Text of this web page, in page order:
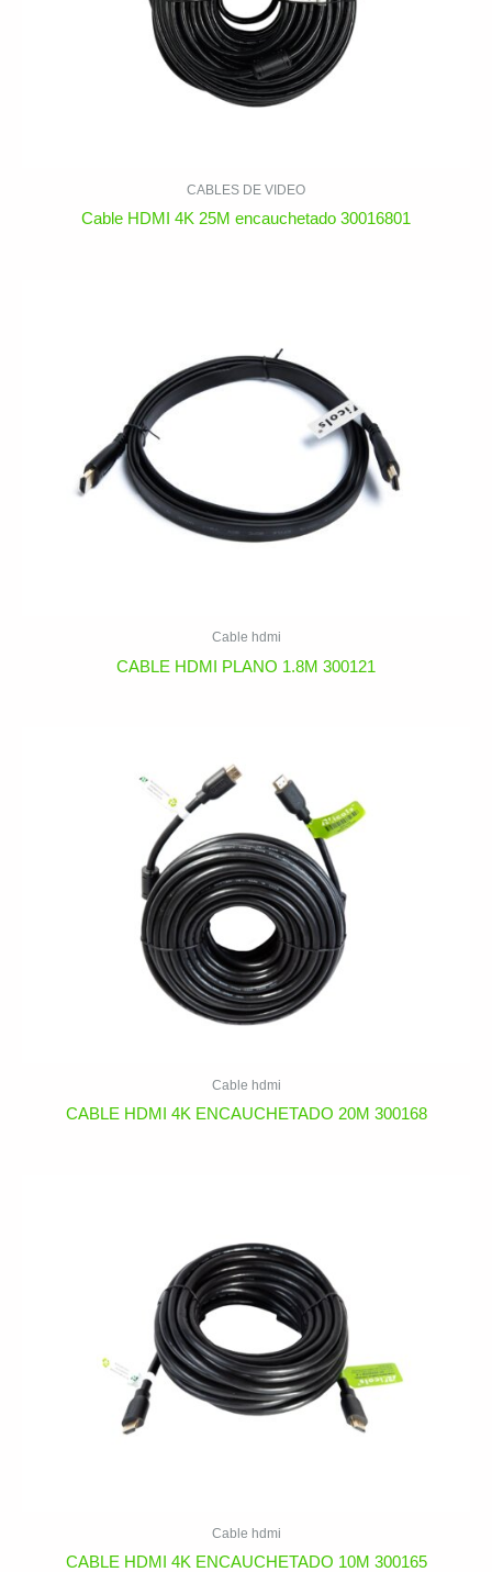
CABLES DE VIDEO
Cable HDMI 4K 25M encauchetado 30016801
Cable hdmi
CABLE HDMI PLANO 1.8M 300121
Cable hdmi
CABLE HDMI 4K ENCAUCHETADO 20M 300168
Cable hdmi
CABLE HDMI 4K ENCAUCHETADO 10M 300165